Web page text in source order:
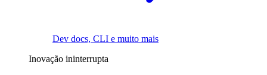
Dev docs, CLI e muito mais
Inovação ininterrupta